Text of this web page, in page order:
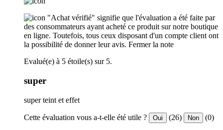
"Achat vérifié" signifie que l'évaluation a été faite par
des consommateurs ayant acheté ce produit sur notre boutique
en ligne. Toutefois, tous ceux disposant d'un compte client ont
la possibilité de donner leur avis. Fermer la note
Evalué(e) à 5 étoile(s) sur 5.
super
super teint et effet
Cette évaluation vous a-t-elle été utile ? Oui (26) Non (0)